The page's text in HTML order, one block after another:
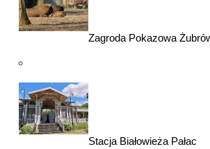
Zagroda Pokazowa
Stacja Białowieża Pałac